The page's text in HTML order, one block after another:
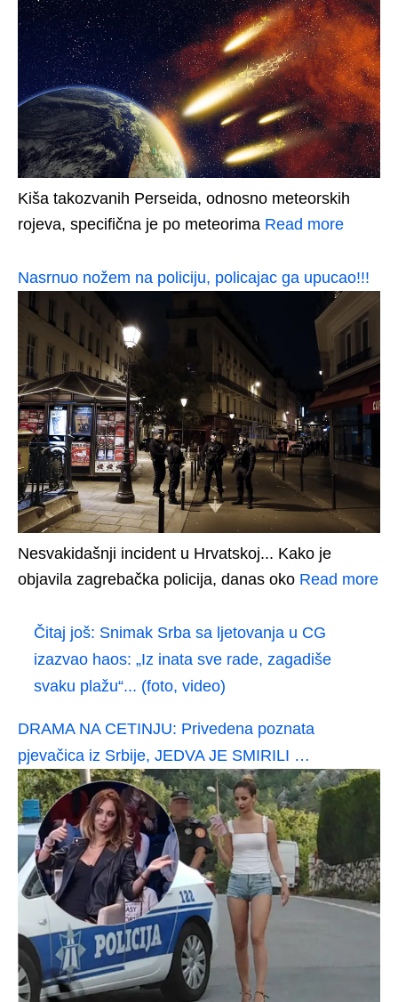
Kiša takozvanih Perseida, odnosno meteorskih
rojeva, specifična je po meteorima Read more
Nasrnuo nožem na policiju, policajac ga upucao!!!
Nesvakidašnji incident u Hrvatskoj... Kako je
objavila zagrebačka policija, danas oko Read more
Čitaj još: Snimak Srba sa ljetovanja u CG
izazvao haos: „Iz inata sve rade, zagadiše
svaku plažu“... (foto, video)
DRAMA NA CETINJU: Privedena poznata
pjevačica iz Srbije, JEDVA JE SMIRILI …